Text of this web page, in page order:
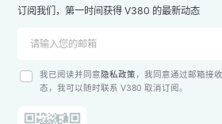
订阅我们，第一时间获得 V380 的最新动态
我已阅读并同意隐私政策 ，我同意通过邮箱接
态，我可以随时联系 V380 取消订阅。